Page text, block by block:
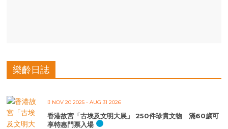
樂齡日誌
NOV 20 2025 - AUG 31 2026
香港故宮「古埃及文明大展」 250件珍貴文物 滿60歲可
享特惠門票入場